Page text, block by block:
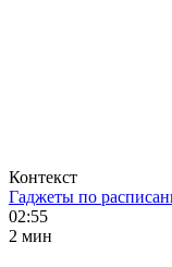
Контекст
Гаджеты по
02:55
2 мин